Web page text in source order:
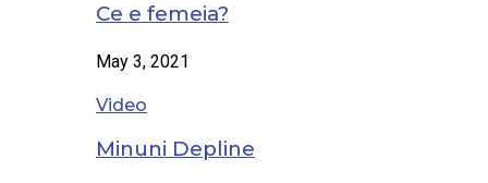
Ce e femeia?
May 3, 2021
Video
Minuni Depline